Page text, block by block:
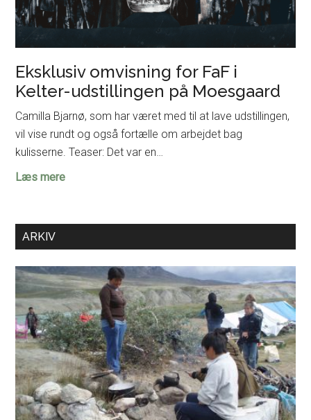
Eksklusiv omvisning for FaF i
Kelter-udstillingen på Moesgaard
Camilla Bjarnø, som har været med til at lave udstillingen,
vil vise rundt og også fortælle om arbejdet bag
kulisserne. Teaser: Det var en…
Læs mereEksklusiv
i
Kelter-
udstillingen
på
Moesgaard
ARKIV